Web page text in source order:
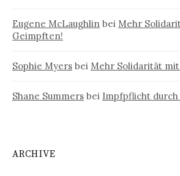
Eugene McLaughlin bei Mehr
Geimpften!
Sophie Myers bei Mehr Solidarität
Shane Summers bei Impfpflicht
ARCHIVE